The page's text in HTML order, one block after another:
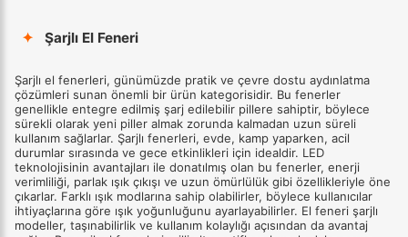
✦ Şarjlı El Feneri
Şarjlı el fenerleri, günümüzde pratik ve çevre dostu aydınlatma
çözümleri sunan önemli bir ürün kategorisidir. Bu fenerler
genellikle entegre edilmiş şarj edilebilir pillere sahiptir, böylece
sürekli olarak yeni piller almak zorunda kalmadan uzun süreli
kullanım sağlarlar. Şarjlı fenerleri, evde, kamp yaparken, acil
durumlar sırasında ve gece etkinlikleri için idealdir. LED
teknolojisinin avantajları ile donatılmış olan bu fenerler, enerji
verimliliği, parlak ışık çıkışı ve uzun ömürlülük gibi özellikleriyle öne
çıkarlar. Farklı ışık modlarına sahip olabilirler, böylece kullanıcılar
ihtiyaçlarına göre ışık yoğunluğunu ayarlayabilirler. El feneri şarjlı
modeller, taşınabilirlik ve kullanım kolaylığı açısından da avantaj